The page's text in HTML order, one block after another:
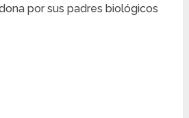
por sus padres biológicos